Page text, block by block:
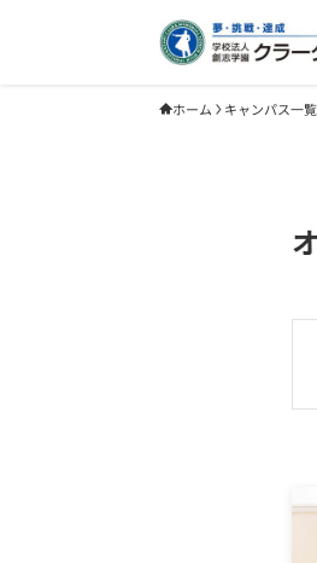
ホーム キャンパス一覧